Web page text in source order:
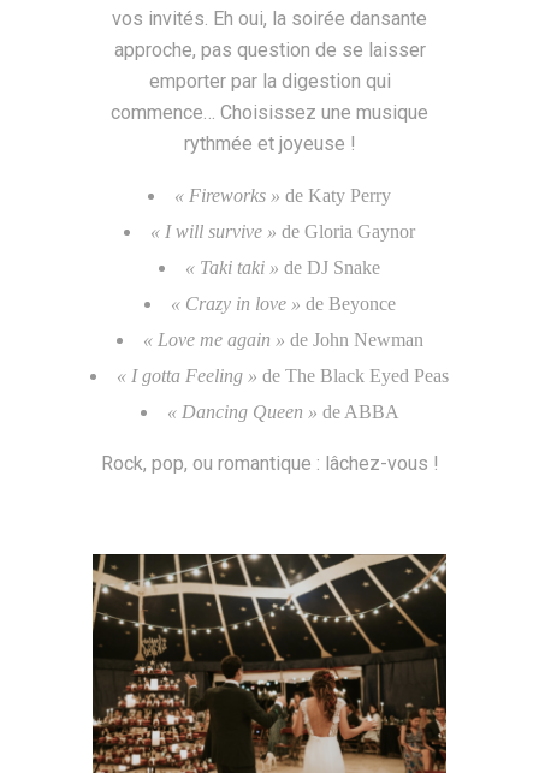
vos invités. Eh oui, la soirée dansante
approche, pas question de se laisser
emporter par la digestion qui
commence… Choisissez une musique
rythmée et joyeuse !
« Fireworks » de Katy Perry
« I will survive » de Gloria Gaynor
« Taki taki » de DJ Snake
« Crazy in love » de Beyonce
« Love me again » de John Newman
« I gotta Feeling » de The Black Eyed Peas
« Dancing Queen » de ABBA
Rock, pop, ou romantique : lâchez-vous !